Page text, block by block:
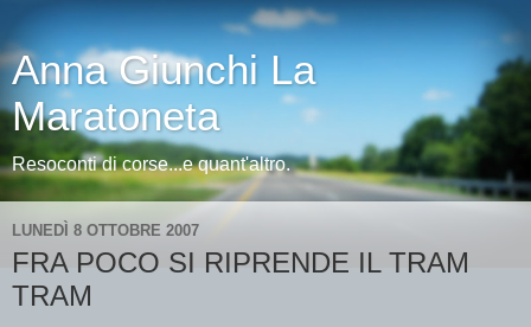
Anna Giunchi La
Maratoneta
Resoconti di corse...e quant'altro.
LUNEDÌ 8 OTTOBRE 2007
FRA POCO SI RIPRENDE IL TRAM
TRAM